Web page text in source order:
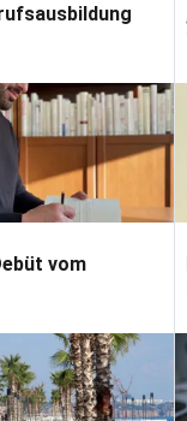
vom
Fındıkların